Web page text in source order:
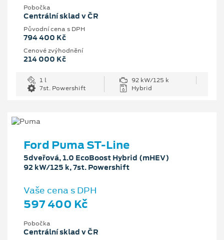
Pobočka
Centrální sklad v ČR
Původní cena s DPH
794 400 Kč
Cenové zvýhodnění
214 000 Kč
1 l
92 kW/125 k
7st. Powershift
Hybrid
Ford Puma ST-Line
5dveřová, 1.0 EcoBoost Hybrid (mHEV)
92 kW/125 k, 7st. Powershift
Vaše cena s DPH
597 400 Kč
Pobočka
Centrální sklad v ČR